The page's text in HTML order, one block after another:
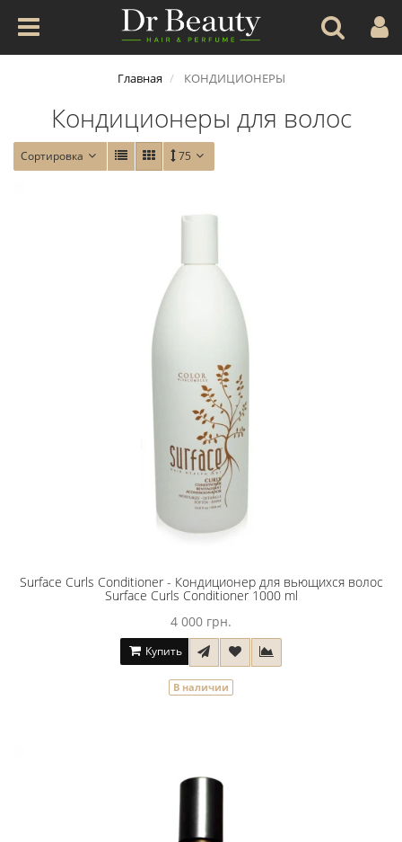
Главная КОНДИЦИОНЕРЫ
Кондиционеры для волос
Сортировка 75
Surface Curls Conditioner - Кондиционер для вьющихся волос
Surface Curls Conditioner 1000 ml
4 000 грн.
Купить
В наличии